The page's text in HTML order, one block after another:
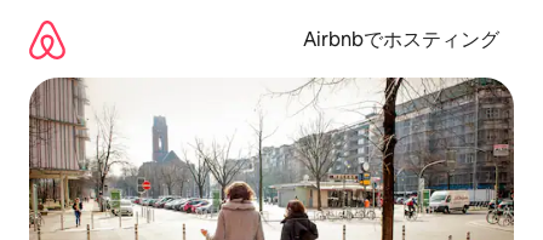
Airbnbでホスティング